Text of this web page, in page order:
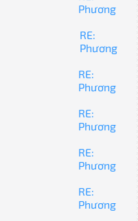
Phương
RE:
Phương
RE:
Phương
RE:
Phương
RE:
Phương
RE:
Phương